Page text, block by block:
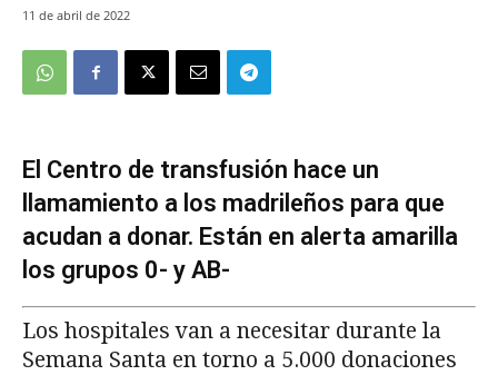
11 de abril de 2022
El Centro de transfusión hace un
llamamiento a los madrileños para que
acudan a donar. Están en alerta amarilla
los grupos 0- y AB-
Los hospitales van a necesitar durante la
Semana Santa en torno a 5.000 donaciones